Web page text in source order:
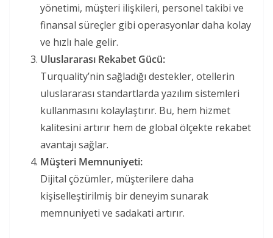
yönetimi, müşteri ilişkileri, personel takibi ve
finansal süreçler gibi operasyonlar daha kolay
ve hızlı hale gelir.
Uluslararası Rekabet Gücü:
Turquality’nin sağladığı destekler, otellerin
uluslararası standartlarda yazılım sistemleri
kullanmasını kolaylaştırır. Bu, hem hizmet
kalitesini artırır hem de global ölçekte rekabet
avantajı sağlar.
Müşteri Memnuniyeti:
Dijital çözümler, müşterilere daha
kişiselleştirilmiş bir deneyim sunarak
memnuniyeti ve sadakati artırır.